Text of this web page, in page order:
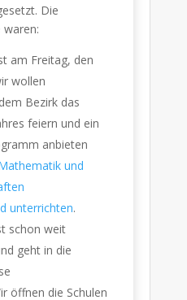
Die
am Freitag, den
wollen
Bezirk das
feiern und ein
anbieten
und
unterrichten.
schon weit
geht in die
öffnen die Schulen